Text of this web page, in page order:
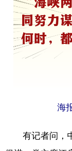
浙江
山东
广东
海
有记者问，中